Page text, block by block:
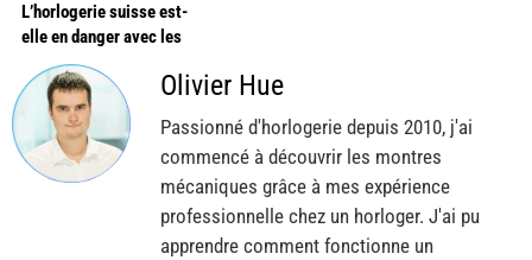
L’horlogerie suisse est-
elle en danger avec les
droits de douanes de 39%
de Trump ?
Olivier Hue
Passionné d'horlogerie depuis 2010, j'ai
commencé à découvrir les montres
mécaniques grâce à mes expérience
professionnelle chez un horloger. J'ai pu
apprendre comment fonctionne un